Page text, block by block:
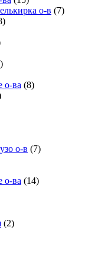
о-в (7)
о-ва (8)
о-в (7)
о-ва (14)
(2)